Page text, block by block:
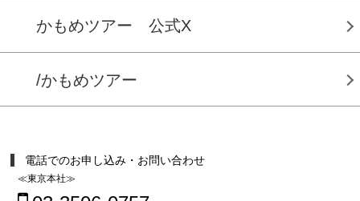
かもめツアー 公式X
/かもめツアー
電話でのお申し込み・お問い合わせ
≪東京本社≫